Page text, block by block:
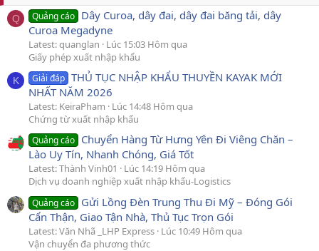
Q Quảng cáo Dây Curoa, dây đai, dây đai băng tải, dây
Curoa Megadyne
Latest: quanglan
Lúc 15:03 Hôm qua
Giấy phép xuất nhập khẩu
K Giải đáp THỦ TỤC NHẬP KHẨU THUYỀN KAYAK MỚI
NHẤT NĂM 2026
Latest: KeiraPham
Lúc 14:48 Hôm qua
Chứng từ xuất nhập khẩu
Quảng cáo Chuyển Hàng Từ Hưng Yên Đi Viêng Chăn –
Lào Uy Tín, Nhanh Chóng, Giá Tốt
Latest: Thành Vinh01
Lúc 14:19 Hôm qua
Dịch vụ doanh nghiệp xuất nhập khẩu-Logistics
Quảng cáo Gửi Lồng Đèn Trung Thu Đi Mỹ – Đóng Gói
Cẩn Thận, Giao Tận Nhà, Thủ Tục Trọn Gói
Latest: Văn Nhã _LHP Express Lúc 10:49 Hôm qua
Vận chuyển đa phương thức